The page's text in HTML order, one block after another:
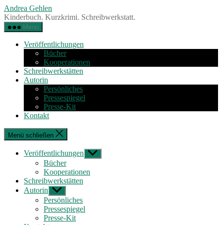
Zum
Inhalt
springen
Andrea Gehlen
Kinderbuch. Kurzkrimi. Schreibwerkstatt.
Menü
Veröffentlichungen
Bücher
Kooperationen
Schreibwerkstätten
Autorin
Persönliches
Pressespiegel
Presse-Kit
Kontakt
Menü schließen
Veröffentlichungen Untermenü
anzeigen
Bücher
Kooperationen
Schreibwerkstätten
Autorin Untermenü
anzeigen
Persönliches
Pressespiegel
Presse-Kit